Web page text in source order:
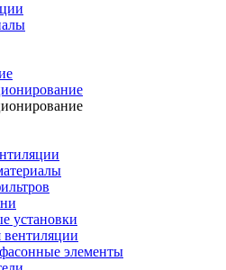
установки
вентиляции
элементы